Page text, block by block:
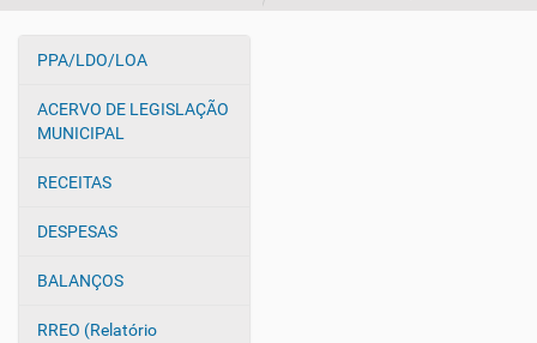
N
v
g
ç
ã
PPA/LDO/LOA
ACERVO DE LEGISLAÇÃO
MUNICIPAL
RECEITAS
DESPESAS
BALANÇOS
RREO (Relatório